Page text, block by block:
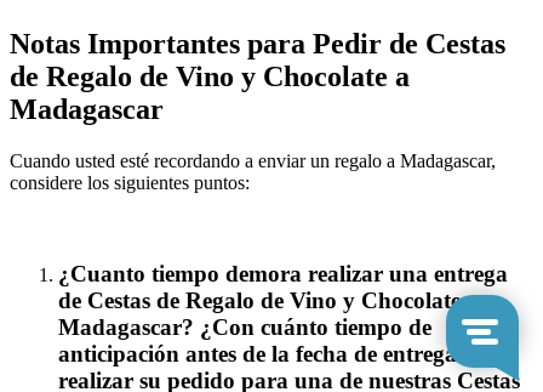
Notas Importantes para Pedir de Cestas
de Regalo de Vino y Chocolate a
Madagascar
Cuando usted esté recordando a enviar un regalo a Madagascar,
considere los siguientes puntos:
¿Cuanto tiempo demora realizar una entrega
de Cestas de Regalo de Vino y Chocolate en
Madagascar? ¿Con cuánto tiempo de
anticipación antes de la fecha de entrega debe
realizar su pedido para una de nuestras Cestas